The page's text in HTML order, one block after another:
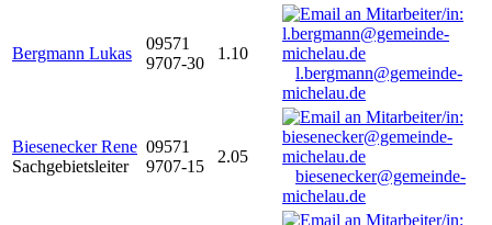
Bergmann Lukas
09571
9707-30
1.10
l.bergmann@gemeinde-
michelau.de
Biesenecker Rene
Sachgebietsleiter
09571
9707-15
2.05
biesenecker@gemeinde-
michelau.de